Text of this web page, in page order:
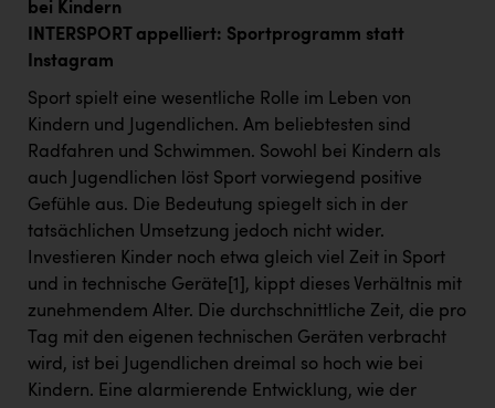
bei Kindern
INTERSPORT appelliert: Sportprogramm statt
Instagram
Sport spielt eine wesentliche Rolle im Leben von
Kindern und Jugendlichen. Am beliebtesten sind
Radfahren und Schwimmen. Sowohl bei Kindern als
auch Jugendlichen löst Sport vorwiegend positive
Gefühle aus. Die Bedeutung spiegelt sich in der
tatsächlichen Umsetzung jedoch nicht wider.
Investieren Kinder noch etwa gleich viel Zeit in Sport
und in technische Geräte [1] , kippt dieses Verhältnis mit
zunehmendem Alter. Die durchschnittliche Zeit, die pro
Tag mit den eigenen technischen Geräten verbracht
wird, ist bei Jugendlichen dreimal so hoch wie bei
Kindern. Eine alarmierende Entwicklung, wie der